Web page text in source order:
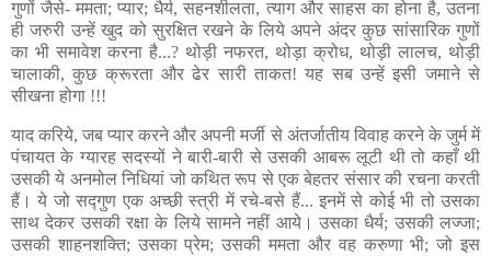
गुणों जैसे- ममता; प्यार; धैर्य, सहनशीलता, त्याग और साहस का होना है, उतना
ही जरुरी उन्हें खुद को सुरक्षित रखने के लिये अपने अंदर कुछ सांसारिक गुणों
का भी समावेश करना है...? थोड़ी नफरत, थोड़ा क्रोध, थोड़ी लालच, थोड़ी
चालाकी, कुछ क्रूरता और ढेर सारी ताकत! यह सब उन्हें इसी जमाने से
सीखना होगा !!!
याद करिये, जब प्यार करने और अपनी मर्जी से अंतर्जातीय विवाह करने के जुर्म में
पंचायत के ग्यारह सदस्यों ने बारी-बारी से उसकी आबरू लूटी थी तो कहाँ थी
उसकी ये अनमोल निधियां जो कथित रूप से एक बेहतर संसार की रचना करती
हैं। ये जो सद्गुण एक अच्छी स्त्री में रचे-बसे हैं... इनमें से कोई भी तो उसका
साथ देकर उसकी रक्षा के लिये सामने नहीं आये। उसका धैर्य; उसकी लज्जा;
उसकी शाहनशक्ति; उसका प्रेम; उसकी ममता और वह करुणा भी; जो इस